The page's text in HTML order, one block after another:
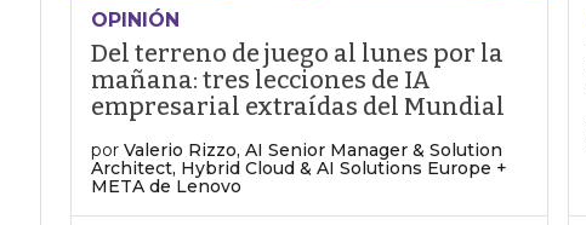
OPINIÓN
Del terreno de juego al lunes por la
mañana: tres lecciones de IA
empresarial extraídas del Mundial
por Valerio Rizzo, AI Senior Manager & Solution
Architect, Hybrid Cloud & AI Solutions Europe +
META de Lenovo